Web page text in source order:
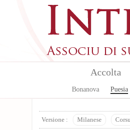
Accolta
Bonanova Puesia
Versione : Milanese Corsu